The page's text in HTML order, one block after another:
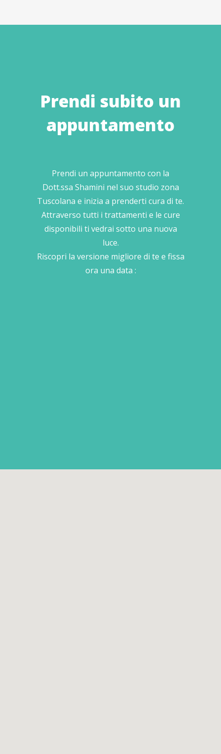
Prendi subito un
appuntamento
Prendi un appuntamento con la
Dott.ssa Shamini nel suo studio zona
Tuscolana e inizia a prenderti cura di te.
Attraverso tutti i trattamenti e le cure
disponibili ti vedrai sotto una nuova
luce.
Riscopri la versione migliore di te e fissa
ora una data :